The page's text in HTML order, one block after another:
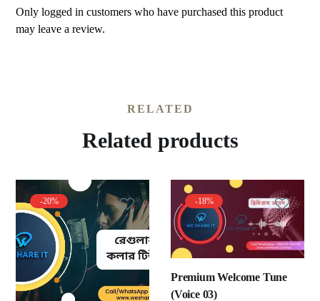
Only logged in customers who have purchased this product
may leave a review.
RELATED
Related products
-20% -18%
Premium Welcome Tune
(Voice 03)